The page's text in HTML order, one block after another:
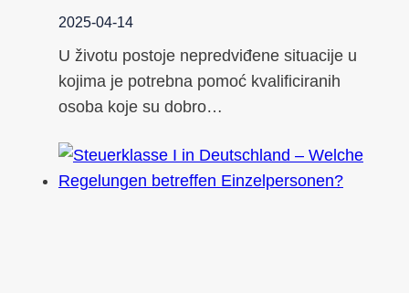
2025-04-14
U životu postoje nepredviđene situacije u
kojima je potrebna pomoć kvalificiranih
osoba koje su dobro…